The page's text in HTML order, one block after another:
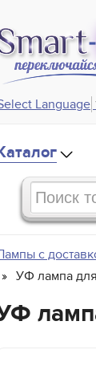
Language
с
УФ лампа